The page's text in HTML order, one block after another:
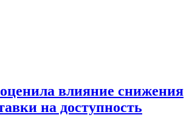
влияние снижения
на доступность